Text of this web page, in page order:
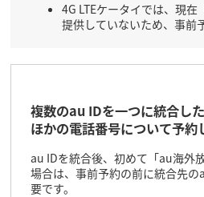
4G LTEケータイでは、現
提供していないため、事前
複数のau IDを一つに統合し
ほかの電話番号について予約
au IDを統合後、初めて「au海外
場合は、事前予約の前に統合先
要です。